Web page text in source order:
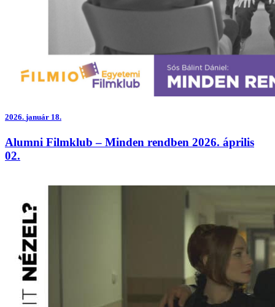
2026. január 18.
Alumni Filmklub – Minden rendben 2026. április
02.